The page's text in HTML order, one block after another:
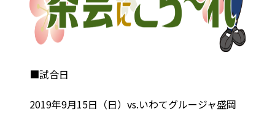
■試合日
2019年9月15日（日）vs.いわてグルージャ盛岡